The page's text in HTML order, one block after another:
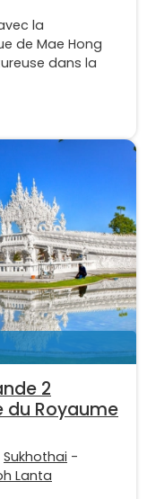
la
de Mae Hong
dans la
2
du Royaume
Sukhothai -
Lanta